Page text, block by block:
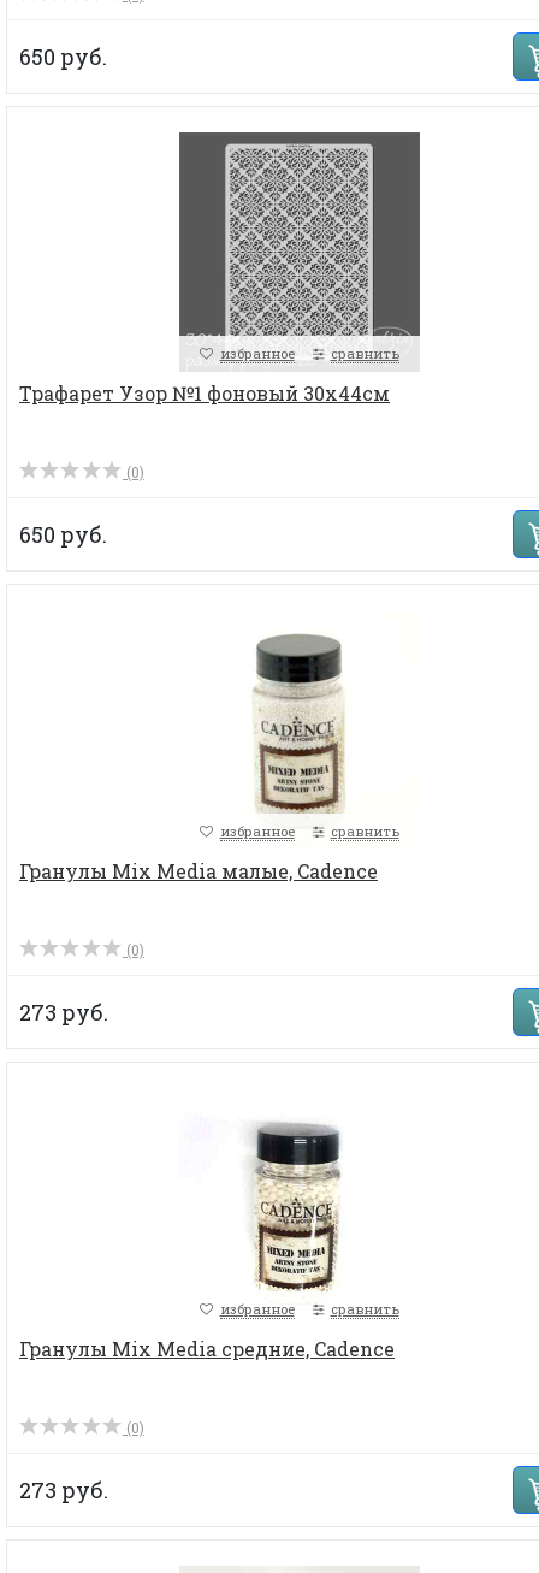
650 руб.
избранное сравнить
Трафарет Узор №1 фоновый 30х44см
(0)
650 руб.
избранное сравнить
Гранулы Mix Media малые, Cadence
(0)
273 руб.
избранное сравнить
Гранулы Mix Media средние, Cadence
(0)
273 руб.